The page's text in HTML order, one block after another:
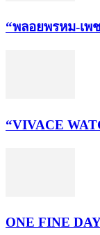
“พลอยพรหม-เพ
“VIVACE
ONE FINE